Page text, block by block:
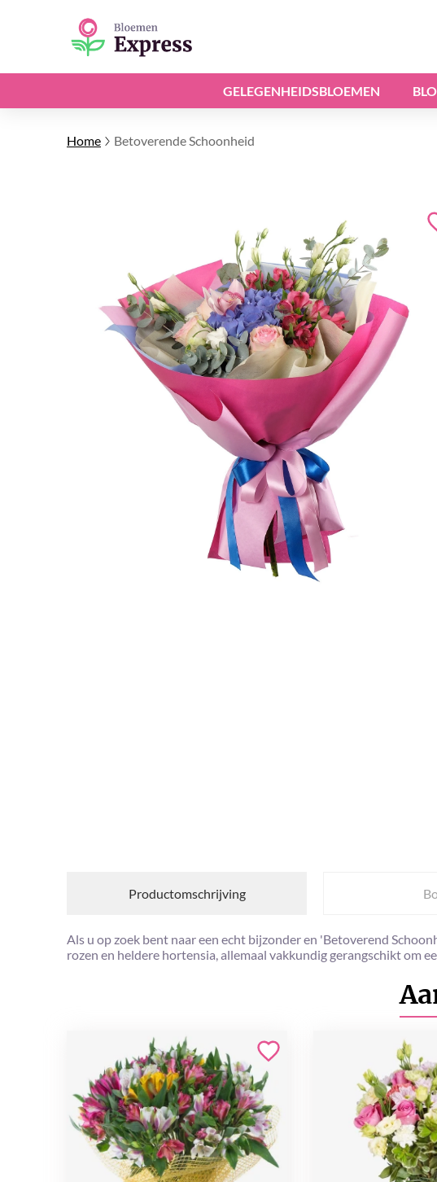
GELEGENHEIDSBLOEMEN
Home Betoverende Schoonheid
Productomschrijving
Als u op zoek bent naar een echt bijzonder en 'Betoverend
rozen en heldere hortensia, allemaal vakkundig gerangschikt om